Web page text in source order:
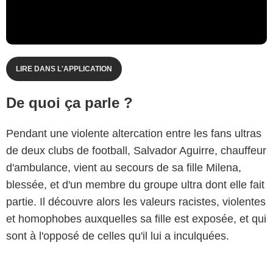
LIRE DANS L'APPLICATION
De quoi ça parle ?
Pendant une violente altercation entre les fans ultras
de deux clubs de football, Salvador Aguirre, chauffeur
d'ambulance, vient au secours de sa fille Milena,
blessée, et d'un membre du groupe ultra dont elle fait
partie. Il découvre alors les valeurs racistes, violentes
et homophobes auxquelles sa fille est exposée, et qui
sont à l'opposé de celles qu'il lui a inculquées.